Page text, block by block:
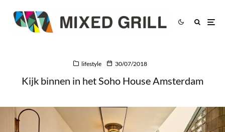
lifestyle 30/07/2018
Kijk binnen in het Soho House Amsterdam